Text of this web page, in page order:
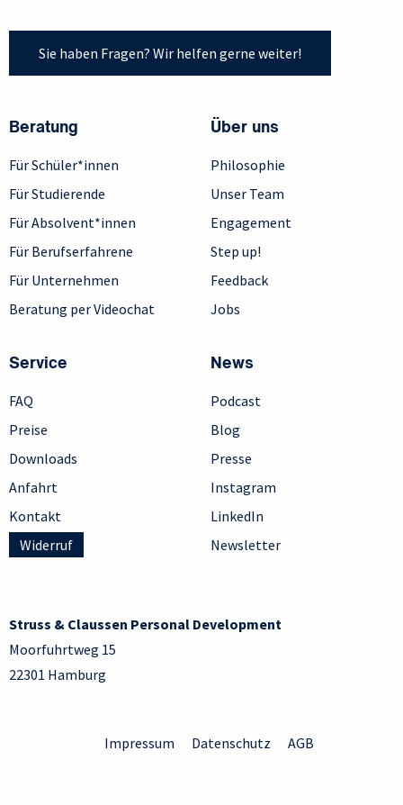
Sie haben Fragen? Wir helfen gerne weiter!
Beratung
Für Schüler*innen
Für Studierende
Für Absolvent*innen
Für Berufserfahrene
Für Unternehmen
Beratung per Videochat
Über uns
Philosophie
Unser Team
Engagement
Step up!
Feedback
Jobs
Service
FAQ
Preise
Downloads
Anfahrt
Kontakt
Widerruf
News
Podcast
Blog
Presse
Instagram
LinkedIn
Newsletter
Struss & Claussen Personal Development
Moorfuhrtweg 15
22301 Hamburg
Impressum Datenschutz AGB